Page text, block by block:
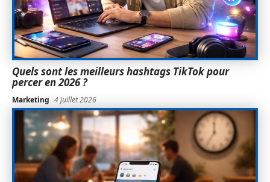
Quels sont les meilleurs hashtags TikTok pour
percer en 2026 ?
Marketing 4 juillet 2026